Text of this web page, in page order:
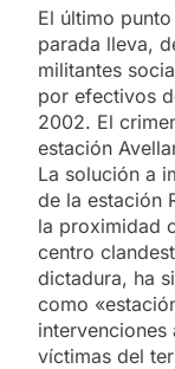
El último
parada lleva,
militantes
por efectivos
2002. El
estación
La solución a
de la estación
la proximidad
centro
dictadura, ha
como
intervenciones
víctimas del